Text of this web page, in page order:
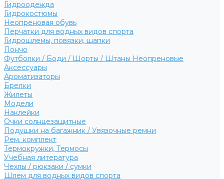
Гидроодежда
Гидрокостюмы
Неопреновая обувь
Перчатки для водных видов спорта
Гидрошлемы, повязки, шапки
Пончо
Футболки / Боди / Шорты / Штаны Неопреновые
Аксессуары
Ароматизаторы
Брелки
Жилеты
Модели
Наклейки
Очки солнцезащитные
Подушки на багажник / Увязочные ремни
Рем. комплект
Термокружки, Термосы
Учебная литература
Чехлы / рюкзаки / сумки
Шлем для водных видов спорта